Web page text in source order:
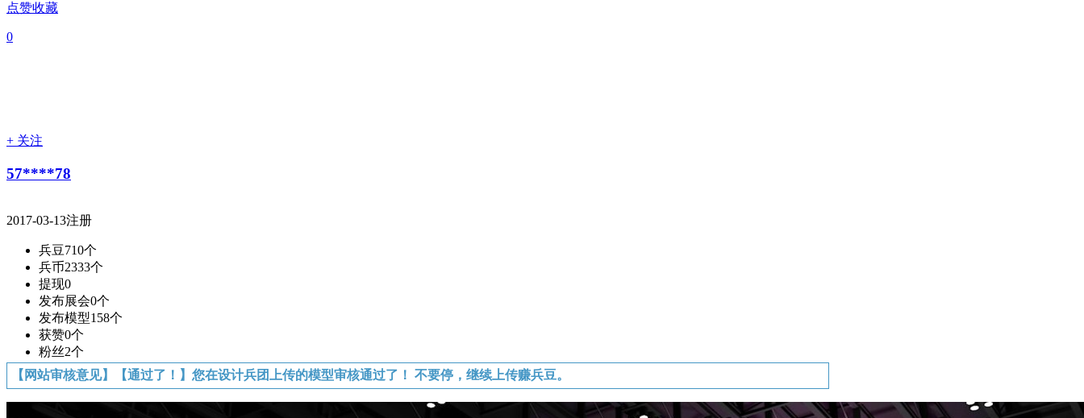
点赞收藏
0
+ 关注
57****78
2017-03-13注册
兵豆710个
兵币2333个
提现0
发布展会0个
发布模型158个
获赞0个
粉丝2个
【网站审核意见】【通过了！】您在设计兵团上传的模型审核通过了！ 不要停，继续上传赚兵豆。